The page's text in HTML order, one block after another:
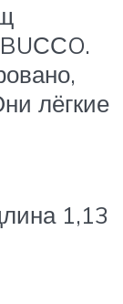
лёгкие
1,13